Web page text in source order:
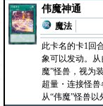
伟魔神通
魔法
此卡名的卡1回
象可以发动。
魔”怪兽，视为
超量・连接怪
从“伟魔”怪兽